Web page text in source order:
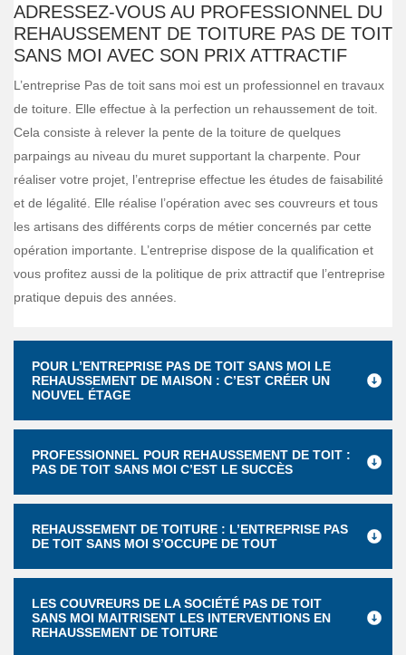
ADRESSEZ-VOUS AU PROFESSIONNEL DU
REHAUSSEMENT DE TOITURE PAS DE TOIT
SANS MOI AVEC SON PRIX ATTRACTIF
L’entreprise Pas de toit sans moi est un professionnel en travaux
de toiture. Elle effectue à la perfection un rehaussement de toit.
Cela consiste à relever la pente de la toiture de quelques
parpaings au niveau du muret supportant la charpente. Pour
réaliser votre projet, l’entreprise effectue les études de faisabilité
et de légalité. Elle réalise l’opération avec ses couvreurs et tous
les artisans des différents corps de métier concernés par cette
opération importante. L’entreprise dispose de la qualification et
vous profitez aussi de la politique de prix attractif que l’entreprise
pratique depuis des années.
POUR L’ENTREPRISE PAS DE TOIT SANS MOI LE
REHAUSSEMENT DE MAISON : C’EST CRÉER UN
NOUVEL ÉTAGE
PROFESSIONNEL POUR REHAUSSEMENT DE TOIT :
PAS DE TOIT SANS MOI C’EST LE SUCCÈS
REHAUSSEMENT DE TOITURE : L’ENTREPRISE PAS
DE TOIT SANS MOI S’OCCUPE DE TOUT
LES COUVREURS DE LA SOCIÉTÉ PAS DE TOIT
SANS MOI MAITRISENT LES INTERVENTIONS EN
REHAUSSEMENT DE TOITURE